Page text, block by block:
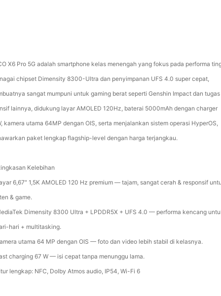
X6 Pro 5G adalah smartphone kelas menengah yang fokus pada performa
chipset Dimensity 8300-Ultra dan penyimpanan UFS 4.0 super cepat,
sangat mumpuni untuk gaming berat seperti Genshin Impact dan tugas
lainnya, didukung layar AMOLED 120Hz, baterai 5000mAh dengan charger
kamera utama 64MP dengan OIS, serta menjalankan sistem operasi HyperOS,
paket lengkap flagship-level dengan harga terjangkau.
Kelebihan
6,67″ 1,5K AMOLED 120 Hz premium — tajam, sangat cerah & responsif
& game.
Dimensity 8300 Ultra + LPDDR5X + UFS 4.0 — performa kencang
hari + multitasking.
utama 64 MP dengan OIS — foto dan video lebih stabil di kelasnya.
charging 67 W — isi cepat tanpa menunggu lama.
lengkap: NFC, Dolby Atmos audio, IP54, Wi-Fi 6